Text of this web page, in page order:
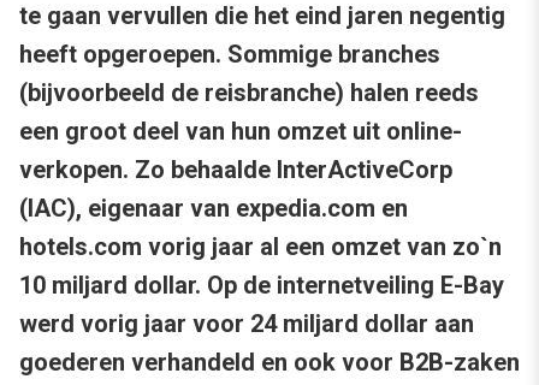
te gaan vervullen die het eind jaren negentig
heeft opgeroepen. Sommige branches
(bijvoorbeeld de reisbranche) halen reeds
een groot deel van hun omzet uit online-
verkopen. Zo behaalde InterActiveCorp
(IAC), eigenaar van expedia.com en
hotels.com vorig jaar al een omzet van zo`n
10 miljard dollar. Op de internetveiling E-Bay
werd vorig jaar voor 24 miljard dollar aan
goederen verhandeld en ook voor B2B-zaken